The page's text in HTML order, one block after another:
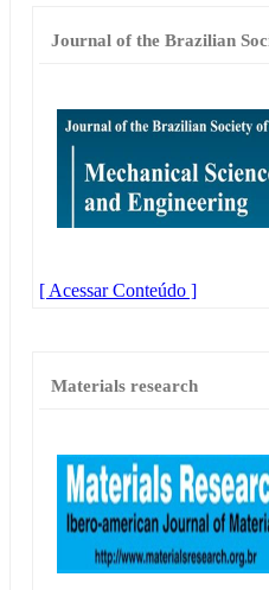
Journal of the Brazilian
[ Acessar Conteúdo ]
Materials research